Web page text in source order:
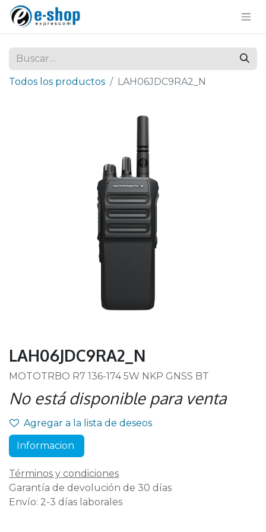
Todos los productos LAH06JDC9RA2_N
LAH06JDC9RA2_N
MOTOTRBO R7 136-174 5W NKP GNSS BT
No está disponible para venta
Agregar a la lista de deseos
Informacion
Términos y condiciones
Garantía de devolución de 30 días
Envío: 2-3 días laborales